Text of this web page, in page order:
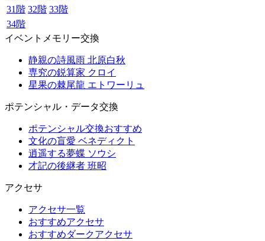
31階 32階 33階
34階
イベントメモリー交換
静親の詩風雨 北原白秋
専究の鋭算家 クロイ
星果の棘尾龍 エトワーリュ
ポテンシャル・データ交換
ポテンシャル交換おすすめ
文化の盲愛 ベネディクト
逍遥する夢蝶 ソウシ
才記の後継者 班昭
アクセサ
アクセサ一覧
おすすめアクセサ
おすすめダークアクセサ